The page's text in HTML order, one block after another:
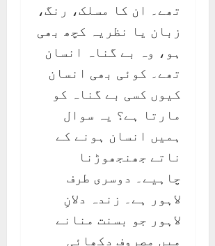
تھے۔ ان کا مسلک، رنگ،
زبان یا نظریہ کچھ بھی
ہو، وہ بے گناہ انسان
تھے۔ کوئی بھی انسان
کیوں کسی بے گناہ کو
مارتا ہے؟ یہ سوال
ہمیں انسان ہونے کے
ناتے جھنجھوڑنا
چاہیے۔ دوسری طرف
لاہور ہے۔ زندہ دلانِ
لاہور جو بسنت منانے
میں مصروف دکھائی